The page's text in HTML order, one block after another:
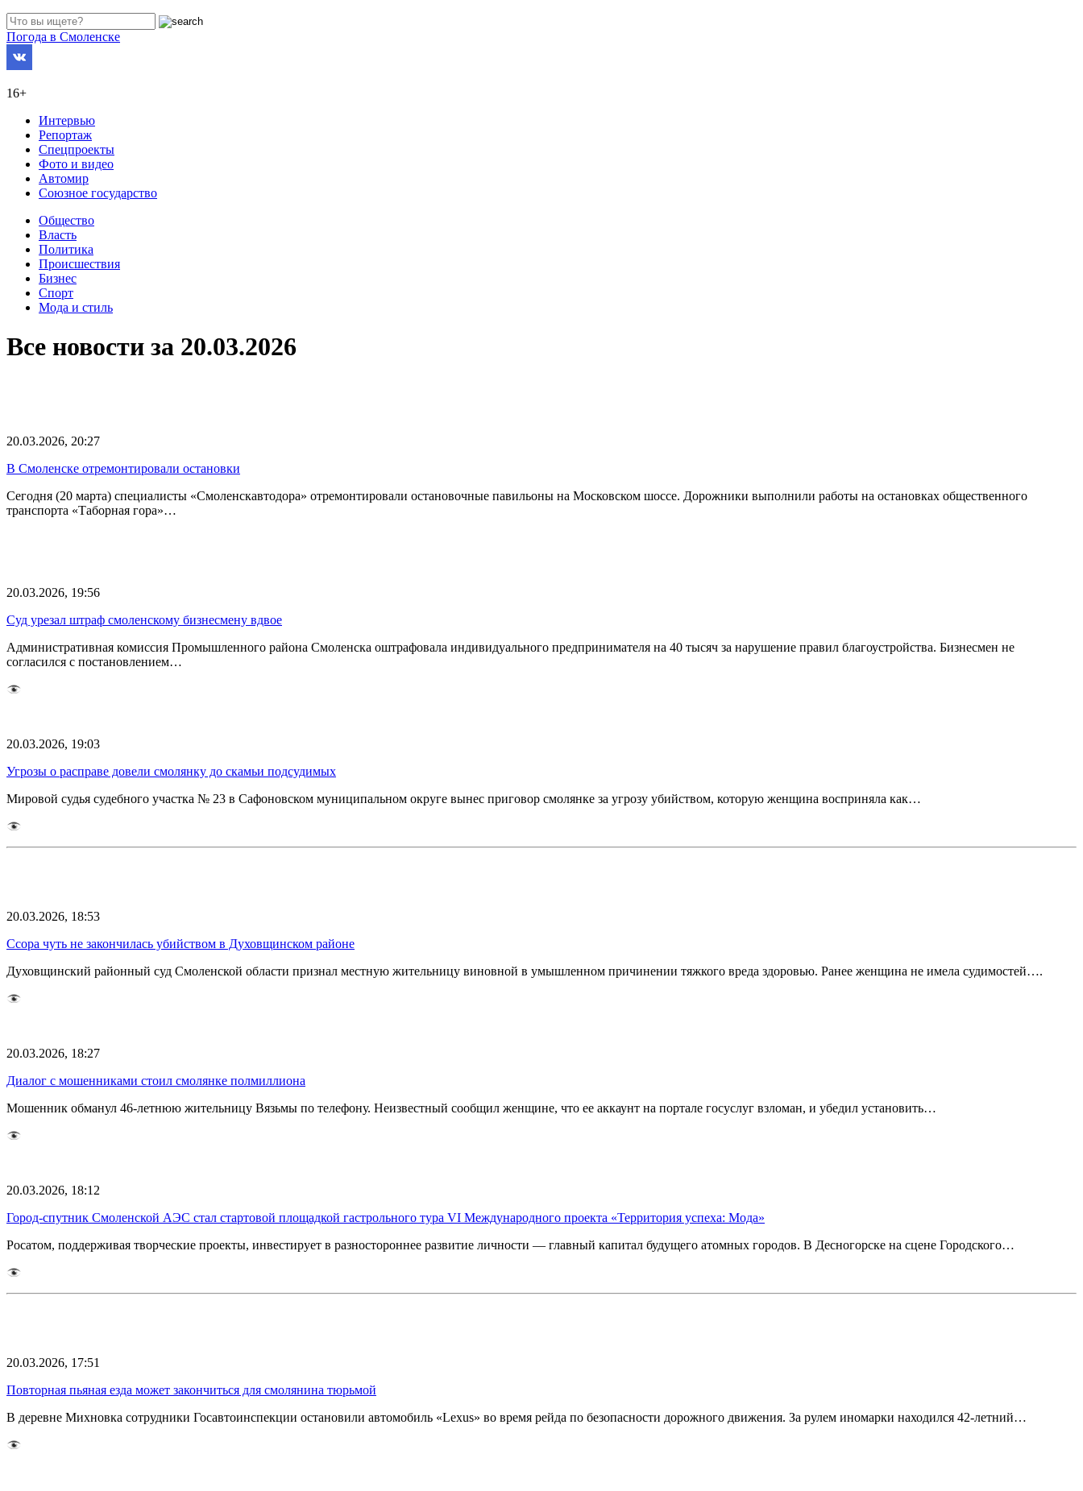
Погода в Смоленске
16+
Интервью
Репортаж
Спецпроекты
Фото и видео
Автомир
Союзное государство
Общество
Власть
Политика
Происшествия
Бизнес
Спорт
Мода и стиль
Все новости за 20.03.2026
20.03.2026, 20:27
В Смоленске отремонтировали остановки
Сегодня (20 марта) специалисты «Смоленскавтодора» отремонтировали остановочные павильоны на Московском шоссе. Дорожники выполнили работы на остановках общественного
транспорта «Таборная гора»…
20.03.2026, 19:56
Суд урезал штраф смоленскому бизнесмену вдвое
Административная комиссия Промышленного района Смоленска оштрафовала индивидуального предпринимателя на 40 тысяч за нарушение правил благоустройства. Бизнесмен не
согласился с постановлением…
20.03.2026, 19:03
Угрозы о расправе довели смолянку до скамьи подсудимых
Мировой судья судебного участка № 23 в Сафоновском муниципальном округе вынес приговор смолянке за угрозу убийством, которую женщина восприняла как…
20.03.2026, 18:53
Ссора чуть не закончилась убийством в Духовщинском районе
Духовщинский районный суд Смоленской области признал местную жительницу виновной в умышленном причинении тяжкого вреда здоровью. Ранее женщина не имела судимостей….
20.03.2026, 18:27
Диалог с мошенниками стоил смолянке полмиллиона
Мошенник обманул 46-летнюю жительницу Вязьмы по телефону. Неизвестный сообщил женщине, что ее аккаунт на портале госуслуг взломан, и убедил установить…
20.03.2026, 18:12
Город-спутник Смоленской АЭС стал стартовой площадкой гастрольного тура VI Международного проекта «Территория успеха: Мода»
Росатом, поддерживая творческие проекты, инвестирует в разностороннее развитие личности — главный капитал будущего атомных городов. В Десногорске на сцене Городского…
20.03.2026, 17:51
Повторная пьяная езда может закончиться для смолянина тюрьмой
В деревне Михновка сотрудники Госавтоинспекции остановили автомобиль «Lexus» во время рейда по безопасности дорожного движения. За рулем иномарки находился 42-летний…